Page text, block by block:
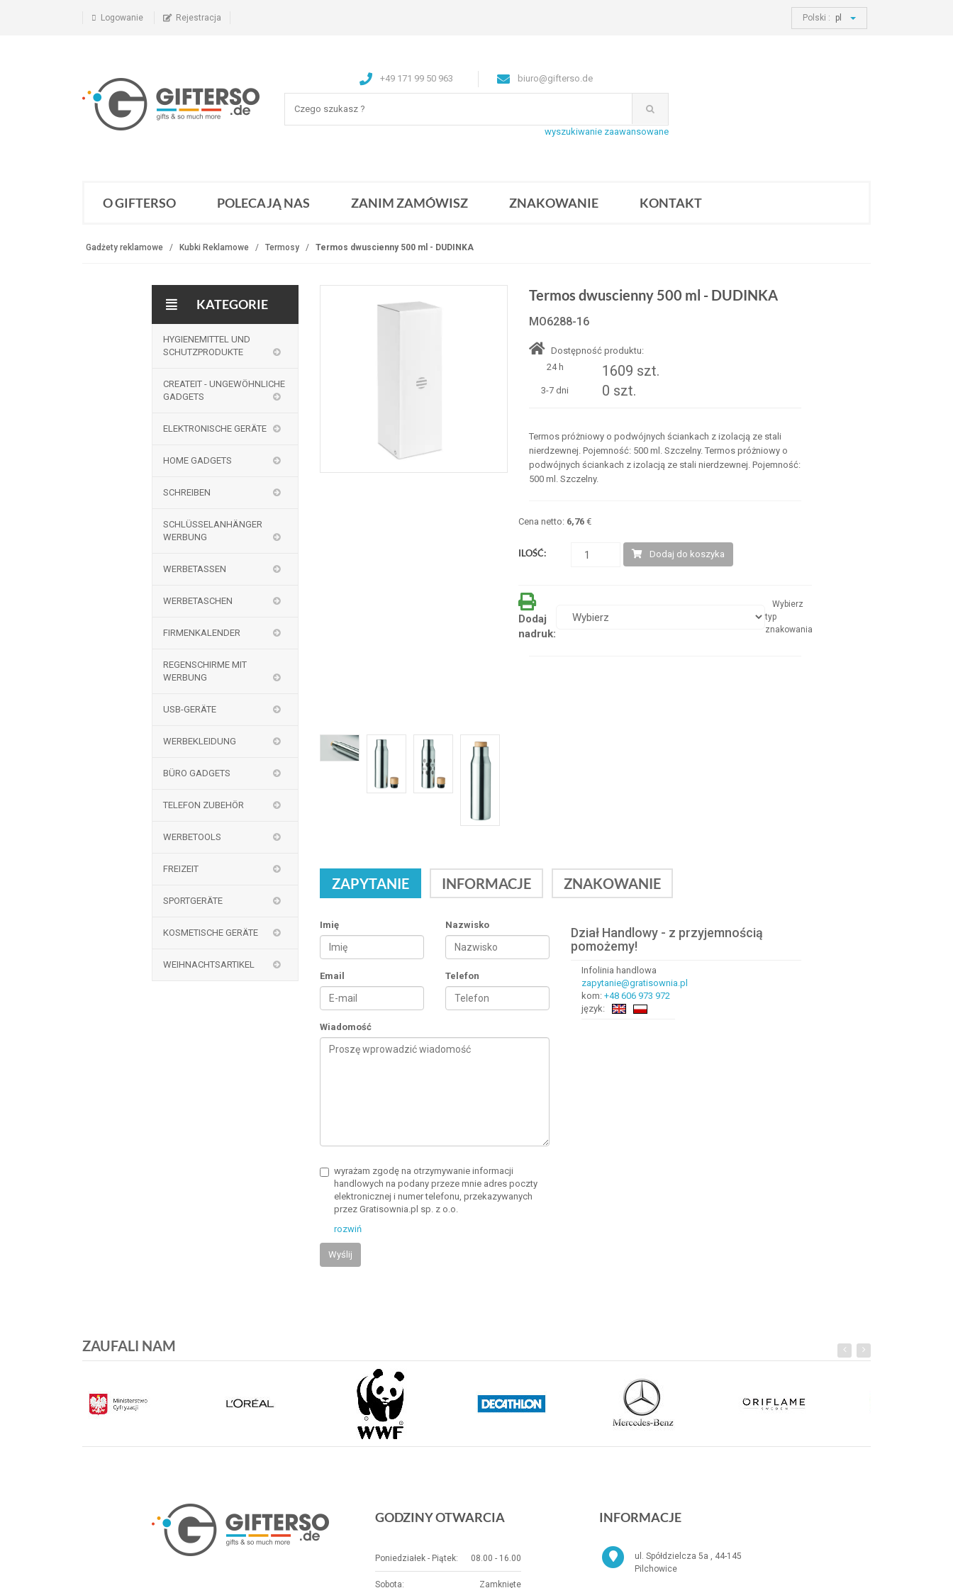
Logowanie Rejestracja Polski : pl
+49 171 99 50 963 biuro@gifterso.de
wyszukiwanie zaawansowane
O GIFTERSO POLECAJĄ NAS ZANIM ZAMÓWISZ ZNAKOWANIE KONTAKT
Gadżety reklamowe Kubki Reklamowe Termosy Termos dwuscienny 500 ml - DUDINKA
KATEGORIE
HYGIENEMITTEL UND
SCHUTZPRODUKTE
CREATEIT - UNGEWÖHNLICHE
GADGETS
ELEKTRONISCHE GERÄTE
HOME GADGETS
SCHREIBEN
SCHLÜSSELANHÄNGER
WERBUNG
WERBETASSEN
WERBETASCHEN
FIRMENKALENDER
REGENSCHIRME MIT
WERBUNG
USB-GERÄTE
WERBEKLEIDUNG
BÜRO GADGETS
TELEFON ZUBEHÖR
WERBETOOLS
FREIZEIT
SPORTGERÄTE
KOSMETISCHE GERÄTE
WEIHNACHTSARTIKEL
Termos dwuscienny 500 ml - DUDINKA
MO6288-16
Dostępność produktu:
24 h
1609 szt.
3-7 dni 0 szt.
Termos próżniowy o podwójnych ściankach z izolacją ze stali
nierdzewnej. Pojemność: 500 ml. Szczelny. Termos próżniowy o
podwójnych ściankach z izolacją ze stali nierdzewnej. Pojemność:
500 ml. Szczelny.
Cena netto: 6,76 €
ILOŚĆ: Dodaj do koszyka
Dodaj
nadruk:
Wybierz
typ
znakowania
ZAPYTANIE INFORMACJE ZNAKOWANIE
Imię Nazwisko
Email Telefon
Wiadomość
wyrażam zgodę na otrzymywanie informacji
handlowych na podany przeze mnie adres poczty
elektronicznej i numer telefonu, przekazywanych
przez Gratisownia.pl sp. z o.o.
rozwiń
Wyślij
Dział Handlowy - z przyjemnością
pomożemy!
Infolinia handlowa
zapytanie@gratisownia.pl
kom:+48 606 973 972
język:
ZAUFALI NAM
GODZINY OTWARCIA
Poniedziałek - Piątek: 08.00 - 16.00
Sobota: Zamknięte
INFORMACJE
ul. Spółdzielcza 5a , 44-145
Pilchowice